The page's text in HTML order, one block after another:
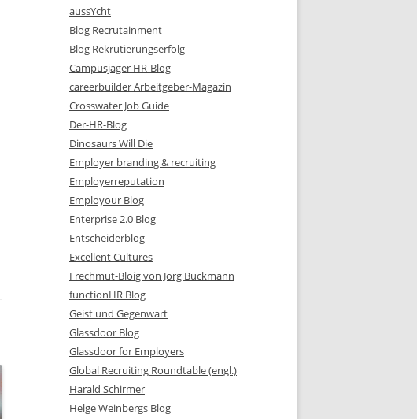
aussYcht
Blog Recrutainment
Blog Rekrutierungserfolg
Campusjäger HR-Blog
careerbuilder Arbeitgeber-Magazin
Crosswater Job Guide
Der-HR-Blog
Dinosaurs Will Die
Employer branding & recruiting
Employerreputation
Employour Blog
Enterprise 2.0 Blog
Entscheiderblog
Excellent Cultures
Frechmut-Bloig von Jörg Buckmann
functionHR Blog
Geist und Gegenwart
Glassdoor Blog
Glassdoor for Employers
Global Recruiting Roundtable (engl.)
Harald Schirmer
Helge Weinbergs Blog